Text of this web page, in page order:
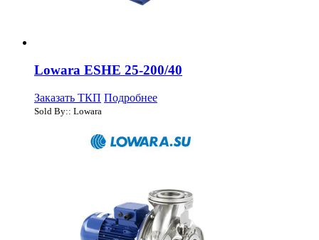
Lowara ESHE 25-200/40
Заказать ТКП Подробнее
Sold By:: Lowara